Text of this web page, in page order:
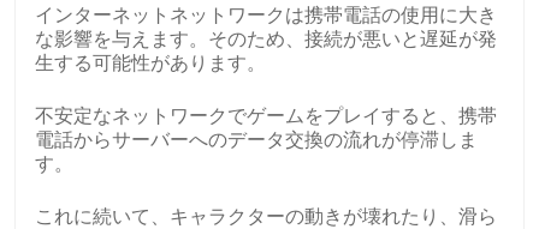
インターネットネットワークは携帯電話の使用に大き
な影響を与えます。そのため、接続が悪いと遅延が発
生する可能性があります。
不安定なネットワークでゲームをプレイすると、携帯
電話からサーバーへのデータ交換の流れが停滞しま
す。
これに続いて、キャラクターの動きが壊れたり、滑ら